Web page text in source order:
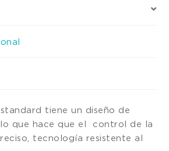
tiene un diseño de
que hace que el control de la
tecnología resistente al